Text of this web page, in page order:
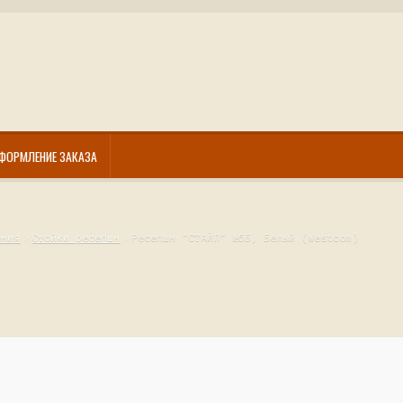
ЗАКАЗА
Стойки ресепшн Ресепшн "СТАЙЛ" №5Б, Белый (Westcom)